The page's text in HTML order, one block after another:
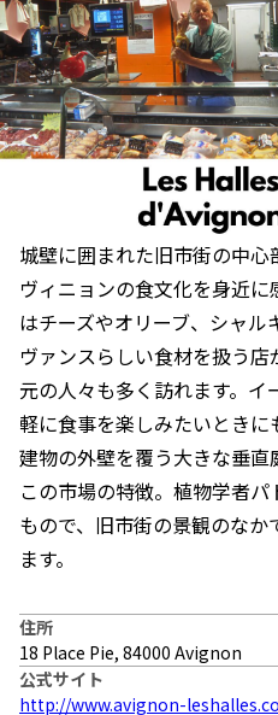
城壁に囲まれた旧市街の中
ヴィニョンの食文化を身近
はチーズやオリーブ、シャル
ヴァンスらしい食材を扱う
元の人々も多く訪れます。
軽に食事を楽しみたいときに
建物の外壁を覆う大きな垂
この市場の特徴。植物学者
もので、旧市街の景観のな
ます。
住所
18 Place Pie, 84000 Avignon
公式サイト
http://www.avignon-